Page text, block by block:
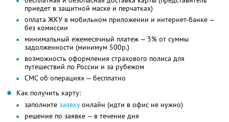
приедет в защитной маске и перчатках)
оплата ЖКУ в мобильном приложении и интернет-банке —
без комиссии
минимальный ежемесячный платеж — 3% от суммы
задолженности (минимум 500р.)
возможность оформления страхового полиса для
путешествий по России и за рубежом
СМС об операциях — бесплатно
Как получить карту:
заполните заявкуонлайн (идти в офис не нужно)
решение по заявке — в течение дня